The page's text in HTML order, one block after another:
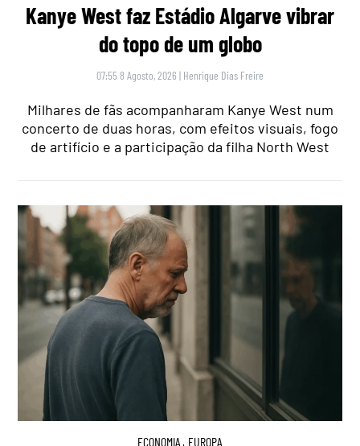
Kanye West faz Estádio Algarve vibrar
do topo de um globo
07:55 8 Agosto, 2026 | Henrique Dias Freire
Milhares de fãs acompanharam Kanye West num
concerto de duas horas, com efeitos visuais, fogo
de artifício e a participação da filha North West
ECONOMIA , EUROPA